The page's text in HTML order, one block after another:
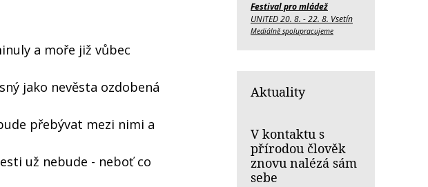
a moře již vůbec
jako nevěsta ozdobená
přebývat mezi nimi a
už nebude - neboť co
Festival pro mládež
UNITED 20. 8. - 22. 8. Vsetín
Mediálně spolupracujeme
Aktuality
V kontaktu s
přírodou člověk
znovu nalézá sám
sebe